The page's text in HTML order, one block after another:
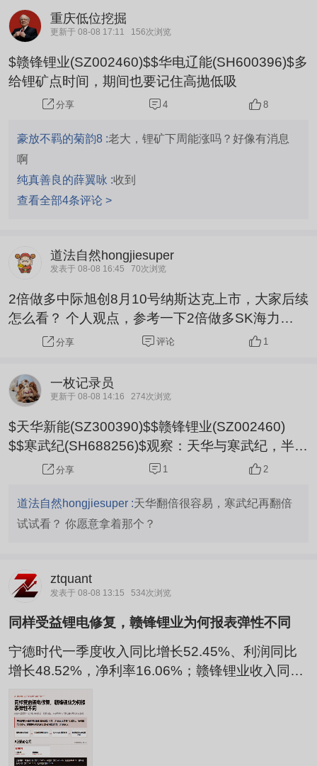
重庆低位挖掘
更新于 08-08 17:11 156次浏览
$赣锋锂业(SZ002460)$$华电辽能(SH600396)$多
给锂矿点时间，期间也要记住高抛低吸
分享 4 8
豪放不羁的菊韵8 :老大，锂矿下周能涨吗？好像有消息
啊
纯真善良的薛翼咏 :收到
查看全部4条评论 >
道法自然hongjiesuper
发表于 08-08 16:45 70次浏览
2倍做多中际旭创8月10号纳斯达克上市，大家后续
怎么看？ 个人观点，参考一下2倍做多SK海力
士。。。分享 评论 1
一枚记录员
更新于 08-08 14:16 274次浏览
$天华新能(SZ300390)$$赣锋锂业(SZ002460)
$$寒武纪(SH688256)$观察：天华与寒武纪，半年
营收都是60亿左右，利润都在22亿上下，一个股价
伤害！
分享 1 2
道法自然hongjiesuper :天华翻倍很容易，寒武纪再翻倍
试试看？ 你愿意拿着那个？
ztquant
发表于 08-08 13:15 534次浏览
同样受益锂电修复，赣锋锂业为何报表弹性不同
宁德时代一季度收入同比增长52.45%、利润同比
增长48.52%，净利率16.06%；赣锋锂业收入同比
9.98%，当前赣锋锂业盈利转化更强。锂电材料方
向延续强势，但公司是否真正受益，不能停在涨幅
和概念标签，还要回到收入、利润率、负债与现金